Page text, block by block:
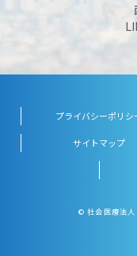
プライバシーポリシ
サイトマップ
© 社会医療法